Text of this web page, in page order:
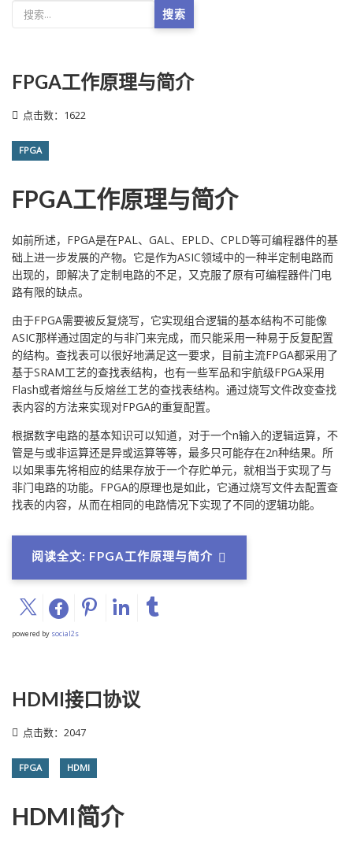
搜索
FPGA工作原理与简介
点击数：1622
FPGA
FPGA工作原理与简介
如前所述，FPGA是在PAL、GAL、EPLD、CPLD等可编程器件的基
础上进一步发展的产物。它是作为ASIC领域中的一种半定制电路而
出现的，即解决了定制电路的不足，又克服了原有可编程器件门电
路有限的缺点。
由于FPGA需要被反复烧写，它实现组合逻辑的基本结构不可能像
ASIC那样通过固定的与非门来完成，而只能采用一种易于反复配置
的结构。查找表可以很好地满足这一要求，目前主流FPGA都采用了
基于SRAM工艺的查找表结构，也有一些军品和宇航级FPGA采用
Flash或者熔丝与反熔丝工艺的查找表结构。通过烧写文件改变查找
表内容的方法来实现对FPGA的重复配置。
根据数字电路的基本知识可以知道，对于一个n输入的逻辑运算，不
管是与或非运算还是异或运算等等，最多只可能存在2n种结果。所
以如果事先将相应的结果存放于一个存贮单元，就相当于实现了与
非门电路的功能。FPGA的原理也是如此，它通过烧写文件去配置查
找表的内容，从而在相同的电路情况下实现了不同的逻辑功能。
阅读全文: FPGA工作原理与简介
powered by social2s
HDMI接口协议
点击数：2047
FPGA HDMI
HDMI简介